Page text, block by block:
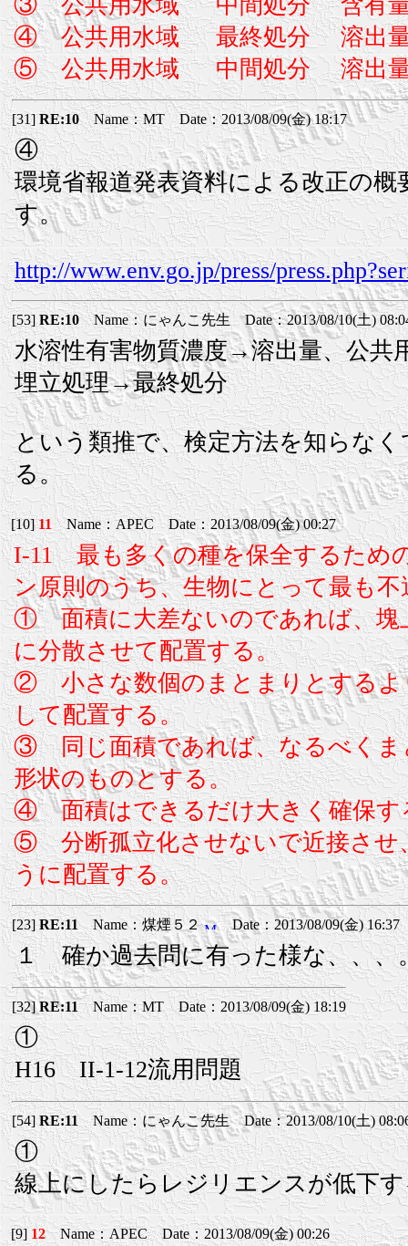
④ 公共用水域 最終処分 溶出
⑤ 公共用水域 中間処分 溶
[31]RE:10Name：MT Date：2013/08/09(金) 18:17
④
環境省報道発表資料による改正の
す。
http://www.env.go.jp/press/
[53]RE:10Name：にゃんこ先生 Date：2013/08/10(土)
水溶性有害物質濃度→溶出量、公共
埋立処理→最終処分
という類推で、検定方法を知らな
る。
[10]11Name：APEC Date：2013/08/09(金) 00:27
I-11 最も多くの種を保全するため
ン原則のうち、生物にとって最も
① 面積に大差ないのであれば、塊
に分散させて配置する。
② 小さな数個のまとまりとするよ
して配置する。
③ 同じ面積であれば、なるべくま
形状のものとする。
④ 面積はできるだけ大きく確保す
⑤ 分断孤立化させないで近接させ
うに配置する。
[23]RE:11Name：煤煙５２ Date：2013/08/09(金) 16:37
１ 確か過去問に有った様な、、、
[32]RE:11Name：MT Date：2013/08/09(金) 18:19
①
H16 II-1-12流用問題
[54]RE:11Name：にゃんこ先生 Date：2013/08/10(土)
①
線上にしたらレジリエンスが低下
[9] 12Name：APEC Date：2013/08/09(金) 00:26